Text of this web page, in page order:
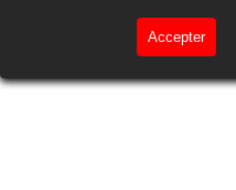
Accepter